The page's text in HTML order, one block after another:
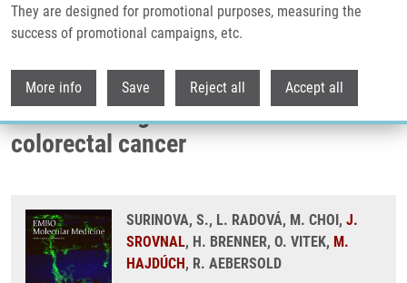
They are designed for promotional purposes, measuring the
success of promotional campaigns, etc.
More info Save Reject all Accept all
Non-invasive Prognostic Protein Biomarker Signatures Associated With
Colorectal Cancer
Non-invasive prognostic protein
biomarker signatures associated with
colorectal cancer
SURINOVA, S., L. RADOVÁ, M. CHOI, J.
SROVNAL, H. BRENNER, O. VITEK, M.
HAJDÚCH, R. AEBERSOLD